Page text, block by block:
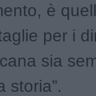
è
per i
sia
storia”.